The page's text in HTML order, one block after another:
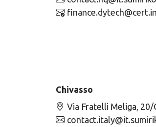
Chivasso
Via Fratelli Meliga, 20/